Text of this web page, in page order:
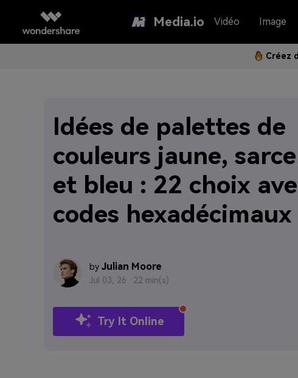
Media.io Vidéo Image
Créez
Idées de palettes de
couleurs jaune,
et bleu : 22 choix
codes hexadécimaux
by Julian Moore
Jul 03, 26 · 22 min(s)
Try It Online